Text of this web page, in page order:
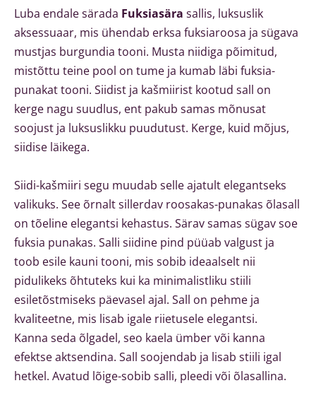
Luba endale särada Fuksiasära sallis, luksuslik
aksessuaar, mis ühendab erksa fuksiaroosa ja sügava
mustjas burgundia tooni. Musta niidiga põimitud,
mistõttu teine pool on tume ja kumab läbi fuksia-
punakat tooni. Siidist ja kašmiirist kootud sall on
kerge nagu suudlus, ent pakub samas mõnusat
soojust ja luksuslikku puudutust. Kerge, kuid mõjus,
siidise läikega.
Siidi-kašmiiri segu muudab selle ajatult elegantseks
valikuks. See õrnalt sillerdav roosakas-punakas õlasall
on tõeline elegantsi kehastus. Särav samas sügav soe
fuksia punakas. Salli siidine pind püüab valgust ja
toob esile kauni tooni, mis sobib ideaalselt nii
pidulikeks õhtuteks kui ka minimalistliku stiili
esiletõstmiseks päevasel ajal. Sall on pehme ja
kvaliteetne, mis lisab igale riietusele elegantsi.
Kanna seda õlgadel, seo kaela ümber või kanna
efektse aktsendina. Sall soojendab ja lisab stiili igal
hetkel. Avatud lõige-sobib salli, pleedi või õlasallina.